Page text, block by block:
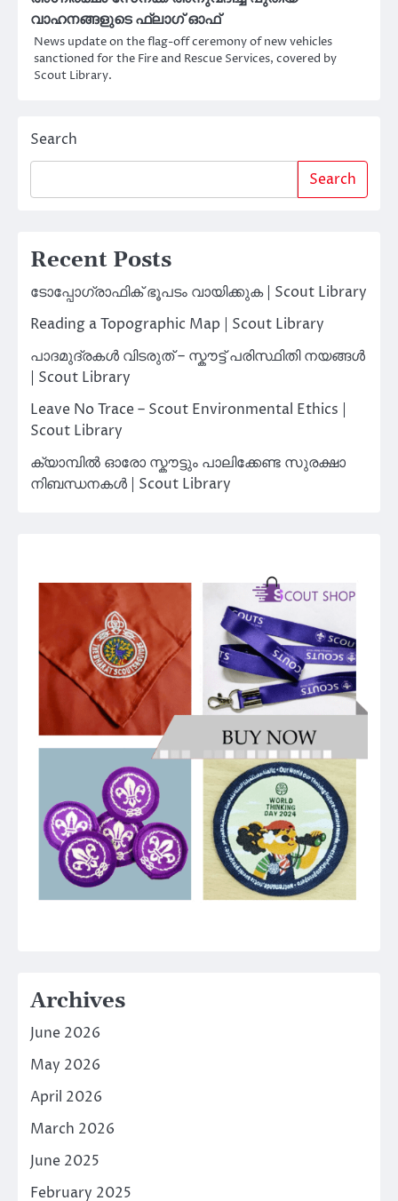
വാഹനങ്ങളുടെ ഫ്ലാഗ് ഓഫ്
News update on the flag-off ceremony of new vehicles
sanctioned for the Fire and Rescue Services, covered by
Scout Library.
Search
Search
Recent Posts
ടോപ്പോഗ്രാഫിക് ഭൂപടം വായിക്കുക | Scout Library
Reading a Topographic Map | Scout Library
പാദമുദ്രകൾ വിടരുത് – സ്കൗട്ട് പരിസ്ഥിതി നയങ്ങൾ
| Scout Library
Leave No Trace – Scout Environmental Ethics |
Scout Library
ക്യാമ്പിൽ ഓരോ സ്കൗട്ടും പാലിക്കേണ്ട സുരക്ഷാ
നിബന്ധനകൾ | Scout Library
Archives
June 2026
May 2026
April 2026
March 2026
June 2025
February 2025